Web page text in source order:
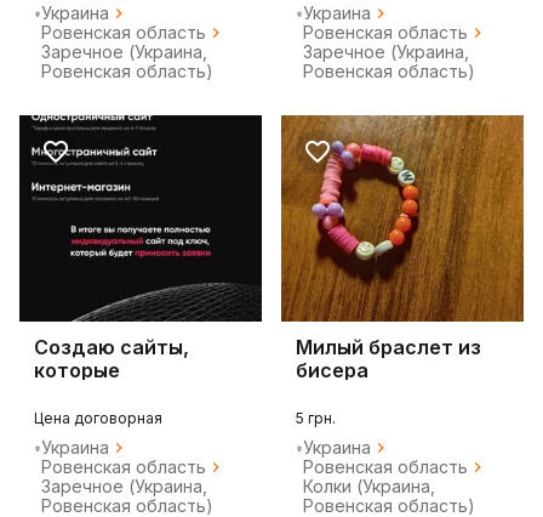
Украина
Ровенская область
Заречное (Украина,
Ровенская область)
Украина
Ровенская область
Заречное (Украина,
Ровенская область)
Создаю сайты,
которые
клиентов!
Цена договорная
Украина
Ровенская область
Заречное (Украина,
Ровенская область)
Милый браслет из
бисера
5 грн.
Украина
Ровенская область
Колки (Украина,
Ровенская область)